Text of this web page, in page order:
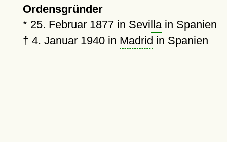
Ordensgründer
* 25. Februar 1877in Sevillain Spanien
† 4. Januar 1940in Madrid in Spanien